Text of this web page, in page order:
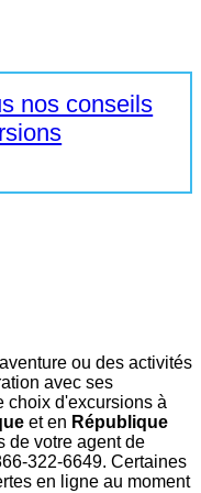
nos conseils
ou des activités
avec ses
choix d'excursions à
et en République
de votre agent de
322-6649. Certaines
en ligne au moment